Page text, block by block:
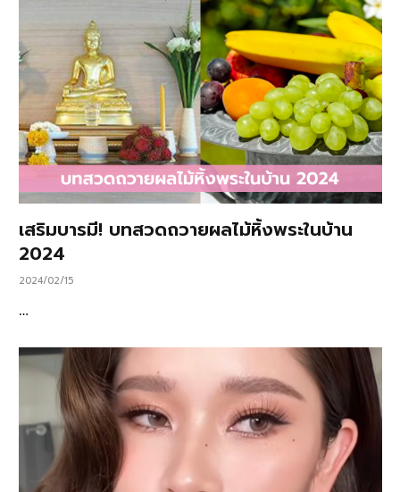
เสริมบารมี! บทสวดถวายผลไม้หิ้งพระในบ้าน
2024
2024/02/15
…